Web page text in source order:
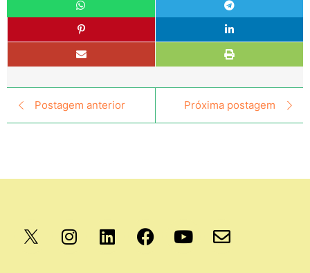
Postagem anterior Próxima postagem